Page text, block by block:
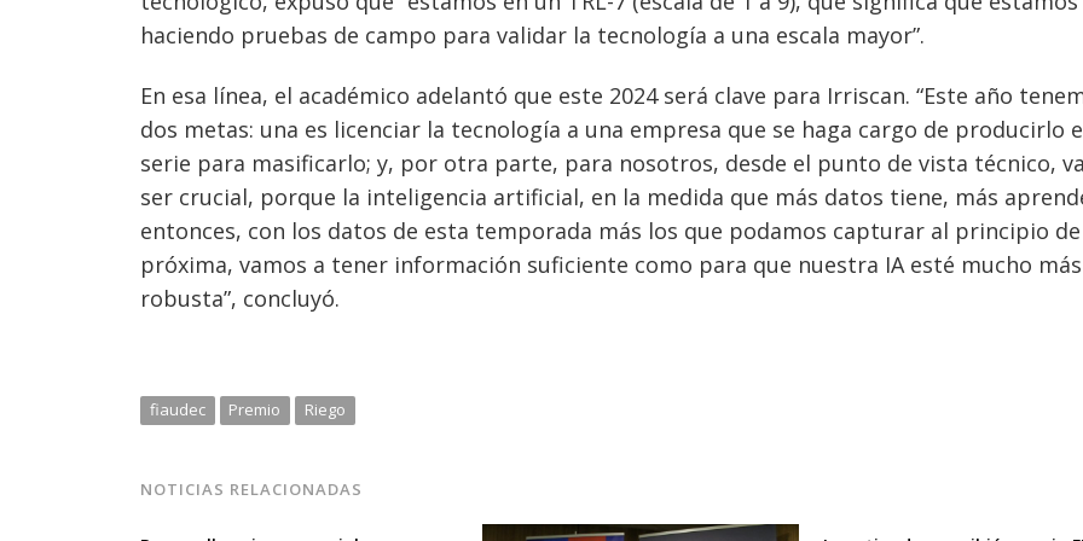
haciendo pruebas de campo para validar la tecnología a una escala mayor”.
En esa línea, el académico adelantó que este 2024 será clave para Irriscan. “Este año
dos metas: una es licenciar la tecnología a una empresa que se haga cargo de producirlo
serie para masificarlo; y, por otra parte, para nosotros, desde el punto de vista técnico,
ser crucial, porque la inteligencia artificial, en la medida que más datos tiene, más
entonces, con los datos de esta temporada más los que podamos capturar al principio
próxima, vamos a tener información suficiente como para que nuestra IA esté mucho más
robusta”, concluyó.
fiaudec Premio Riego
NOTICIAS RELACIONADAS